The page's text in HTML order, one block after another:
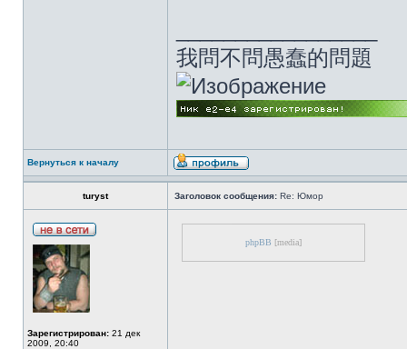
我問不問愚蠢的問題
Вернуться к началу
turyst Заголовок сообщения: Re: Юмор
Зарегистрирован: 21 дек
2009, 20:40
phpBB [media]